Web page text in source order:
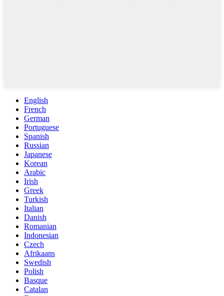
English
French
German
Portuguese
Spanish
Russian
Japanese
Korean
Arabic
Irish
Greek
Turkish
Italian
Danish
Romanian
Indonesian
Czech
Afrikaans
Swedish
Polish
Basque
Catalan